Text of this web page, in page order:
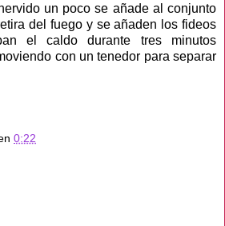
un poco se añade al conjunto
del fuego y se añaden los fideos
el caldo durante tres minutos
con un tenedor para separar
0:22